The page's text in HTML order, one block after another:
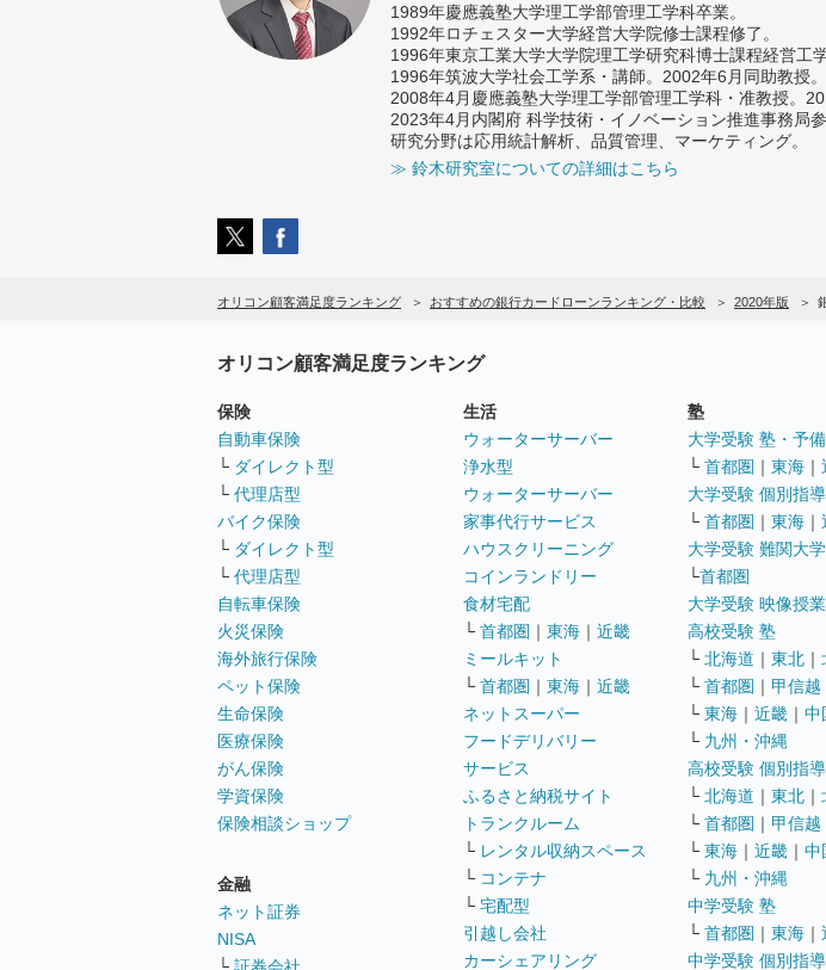
1989年慶應義塾大学理工学部管理工学科卒業。
1992年ロチェスター大学経営大学院修士課程修了。
1996年東京工業大学大学院理工学研究科博士課程経営工
1996年筑波大学社会工学系・講師。2002年6月同助教授。
2008年4月慶應義塾大学理工学部管理工学科・准教授。
2023年4月内閣府 科学技術・イノベーション推進事務局
研究分野は応用統計解析、品質管理、マーケティング。
≫ 鈴木研究室についての詳細はこちら
オリコン顧客満足度ランキング おすすめの銀行カードローンランキング・比較 2020年版
オリコン顧客満足度ランキング
保険
自動車保険
└ ダイレクト型
└ 代理店型
バイク保険
└ ダイレクト型
└ 代理店型
自転車保険
火災保険
海外旅行保険
ペット保険
生命保険
医療保険
がん保険
学資保険
保険相談ショップ
金融
ネット証券
NISA
生活
ウォーターサーバー
浄水型
ウォーターサーバー
家事代行サービス
ハウスクリーニング
コインランドリー
食材宅配
└ 首都圏 ｜ 東海 ｜ 近畿
ミールキット
└ 首都圏 ｜ 東海 ｜ 近畿
ネットスーパー
フードデリバリー
サービス
ふるさと納税サイト
トランクルーム
└ レンタル収納スペース
└ コンテナ
└ 宅配型
引越し会社
カーシェアリング
塾
大学受験 塾・予
└ 首都圏 ｜ 東海 ｜
大学受験 個別指
└ 首都圏 ｜ 東海 ｜
大学受験 難関大
└首都圏
大学受験 映像授業
高校受験 塾
└ 北海道 ｜ 東北 ｜
└ 首都圏 ｜ 甲信越
└ 東海 ｜ 近畿 ｜ 中
└ 九州・沖縄
高校受験 個別指
└ 北海道 ｜ 東北 ｜
└ 首都圏 ｜ 甲信越
└ 東海 ｜ 近畿 ｜ 中
└ 九州・沖縄
中学受験 塾
└ 首都圏 ｜ 東海 ｜
中学受験 個別指